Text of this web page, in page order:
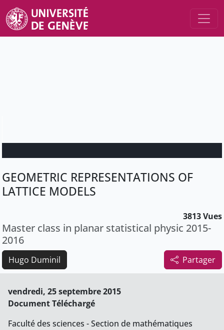
GEOMETRIC REPRESENTATIONS OF
LATTICE MODELS
3813 Vues
Master class in planar statistical physic 2015-
2016
Partager
Hugo Duminil
vendredi, 25 septembre 2015
Document Téléchargé
Faculté des sciences - Section de mathématiques